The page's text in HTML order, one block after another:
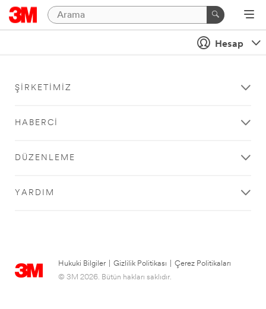
Hesap
ŞIRKETIMIZ
HABERCI
DÜZENLEME
YARDIM
Hukuki Bilgiler Gizlilik Politikası
Çerez Politikaları
© 3M 2026. Bütün hakları saklıdır.